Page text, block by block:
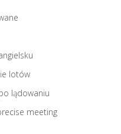
lotów
lądowaniu
meeting